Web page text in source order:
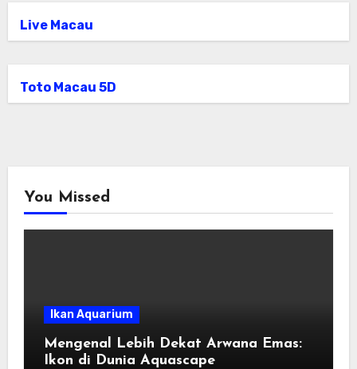
Live Macau
Toto Macau 5D
You Missed
Ikan Aquarium
Mengenal Lebih Dekat Arwana Emas:
Ikon di Dunia Aquascape